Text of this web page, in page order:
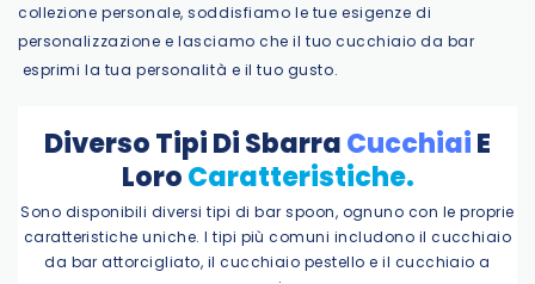
collezione personale, soddisfiamo le tue esigenze di
personalizzazione e lasciamo che il tuocucchiaio da bar
esprimi la tua personalità e il tuo gusto.
DiversoTipiDiSbarraCucchiaiE
LoroCaratteristiche.
Sono disponibili diversi tipi di bar spoon, ognuno con le proprie
caratteristiche uniche. I tipi più comuni includono il cucchiaio
da bar attorcigliato, il cucchiaio pestello e il cucchiaio a